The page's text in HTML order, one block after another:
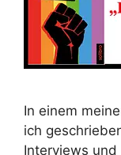
In einem
ich
Interviews und